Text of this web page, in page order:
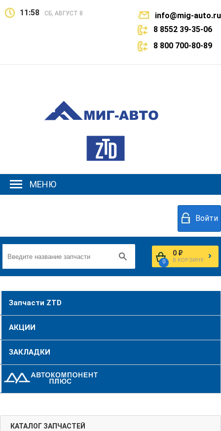
11:58 СБ, АВГУСТ 8
info@mig-auto.ru
8 8552 39-35-06
8 800 700-80-89
МЕНЮ
Войти
0
0 ₽
В КОРЗИНУ
Запчасти ZTD
АКЦИИ
ЗАКЛАДКИ
КАТАЛОГ ЗАПЧАСТЕЙ